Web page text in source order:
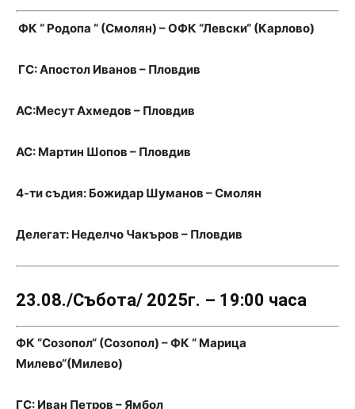
ФК “ Родопа “ (Смолян) – ОФК “Левски“ (Карлово)
ГС: Апостол Иванов – Пловдив
АС:Месут Ахмедов – Пловдив
АС: Мартин Шопов – Пловдив
4-ти съдия: Божидар Шуманов – Смолян
Делегат: Неделчо Чакъров – Пловдив
23.08./Събота/ 2025г. – 19:00 часа
ФК “Созопол“ (Созопол) – ФК “ Марица
Милево“(Милево)
ГС: Иван Петров – Ямбол